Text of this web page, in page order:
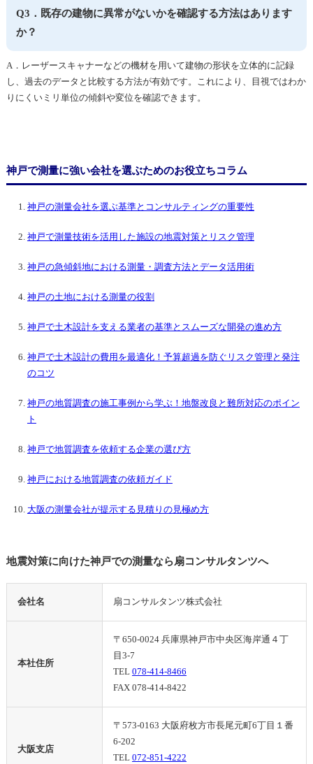
Q3．既存の建物に異常がないかを確認する方法はあります
か？
A．レーザースキャナーなどの機材を用いて建物の形状を立体的に記録
し、過去のデータと比較する方法が有効です。これにより、目視ではわか
りにくいミリ単位の傾斜や変位を確認できます。
神戸で測量に強い会社を選ぶためのお役立ちコラム
神戸の測量会社を選ぶ基準とコンサルティングの重要性
神戸で測量技術を活用した施設の地震対策とリスク管理
神戸の急傾斜地における測量・調査方法とデータ活用術
神戸の土地における測量の役割
神戸で土木設計を支える業者の基準とスムーズな開発の進め方
神戸で土木設計の費用を最適化！予算超過を防ぐリスク管理と発注
のコツ
神戸の地質調査の施工事例から学ぶ！地盤改良と難所対応のポイン
ト
神戸で地質調査を依頼する企業の選び方
神戸における地質調査の依頼ガイド
大阪の測量会社が提示する見積りの見極め方
地震対策に向けた神戸での測量なら扇コンサルタンツへ
会社名 扇コンサルタンツ株式会社
本社住所
〒650-0024 兵庫県神戸市中央区海岸通４丁
目3-7
TEL 078-414-8466
FAX 078-414-8422
大阪支店
〒573-0163 大阪府枚方市長尾元町6丁目１番
6-202
TEL 072-851-4222